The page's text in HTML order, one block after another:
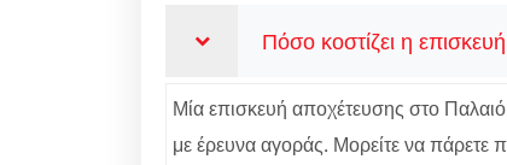
Πόσο κοστίζει η
Μία επισκευή αποχέτευσης στο Παλαιό
με έρευνα αγοράς. Μορείτε να πάρετε